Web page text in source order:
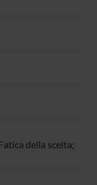
della scelta;